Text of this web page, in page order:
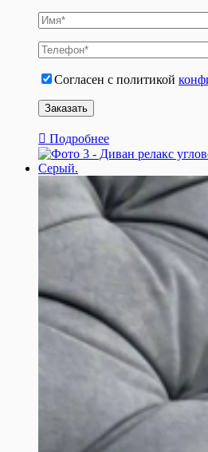
Согласен с политикой
Подробнее